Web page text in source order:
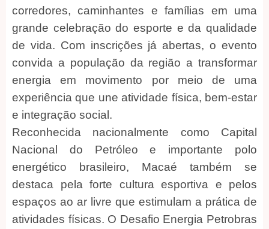
corredores, caminhantes e famílias em uma
grande celebração do esporte e da qualidade
de vida. Com inscrições já abertas, o evento
convida a população da região a transformar
energia em movimento por meio de uma
experiência que une atividade física, bem-estar
e integração social.
Reconhecida nacionalmente como Capital
Nacional do Petróleo e importante polo
energético brasileiro, Macaé também se
destaca pela forte cultura esportiva e pelos
espaços ao ar livre que estimulam a prática de
atividades físicas. O Desafio Energia Petrobras